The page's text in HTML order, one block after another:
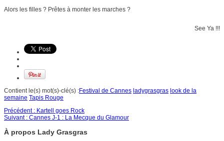
Alors les filles ? Prêtes à monter les marches ?
See Ya !!!
Contient le(s) mot(s)-clé(s) :Festival de Cannes ladygrasgras look de la
semaine Tapis Rouge
Précédent : Kartell goes Rock
Suivant : Cannes J-1 : La Mecque du Glamour
À propos Lady Grasgras